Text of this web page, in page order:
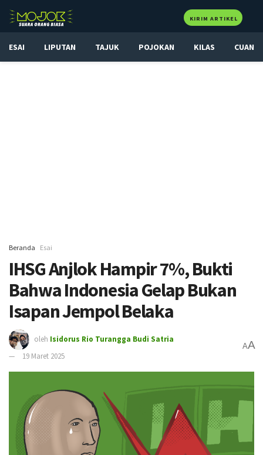
KIRIM ARTIKEL
ESAI LIPUTAN TAJUK POJOKAN KILAS CUAN
Beranda Esai
IHSG Anjlok Hampir 7%, Bukti
Bahwa Indonesia Gelap Bukan
Isapan Jempol Belaka
oleh Isidorus Rio Turangga Budi Satria
19 Maret 2025
AA